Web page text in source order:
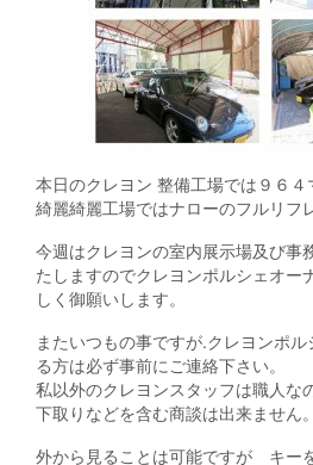
本日のクレヨン 整備工場では９６
綺麗綺麗工場ではナローのフルリフ
今週はクレヨンの室内展示場及び事
たしますのでクレヨンポルシェオー
しく御願いします。
またいつもの事ですが.クレヨンポ
る方は必ず事前にご連絡下さい。
私以外のクレヨンスタッフは職人な
下取りなどを含む商談は出来ません。
外から見ることは可能ですが キー